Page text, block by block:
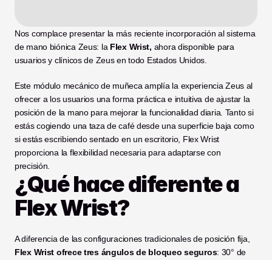
Nos complace presentar la más reciente incorporación al sistema
de mano biónica Zeus: la Flex Wrist, ahora disponible para
usuarios y clínicos de Zeus en todo Estados Unidos.
Este módulo mecánico de muñeca amplía la experiencia Zeus al
ofrecer a los usuarios una forma práctica e intuitiva de ajustar la
posición de la mano para mejorar la funcionalidad diaria. Tanto si
estás cogiendo una taza de café desde una superficie baja como
si estás escribiendo sentado en un escritorio, Flex Wrist
proporciona la flexibilidad necesaria para adaptarse con
precisión.
¿Qué hace diferente a
Flex Wrist?
Flex Wrist ofrece tres ángulos de bloqueo seguros: 30° de